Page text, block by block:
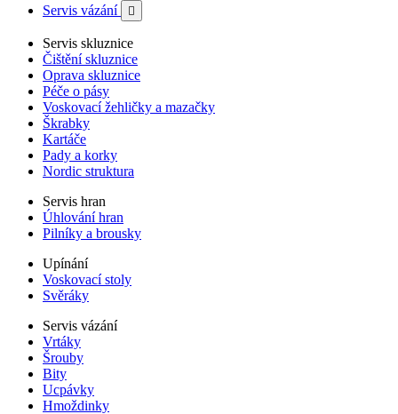
Servis vázání

Servis skluznice
Čištění skluznice
Oprava skluznice
Péče o pásy
Voskovací žehličky a mazačky
Škrabky
Kartáče
Pady a korky
Nordic struktura
Servis hran
Úhlování hran
Pilníky a brousky
Upínání
Voskovací stoly
Svěráky
Servis vázání
Vrtáky
Šrouby
Bity
Ucpávky
Hmoždinky